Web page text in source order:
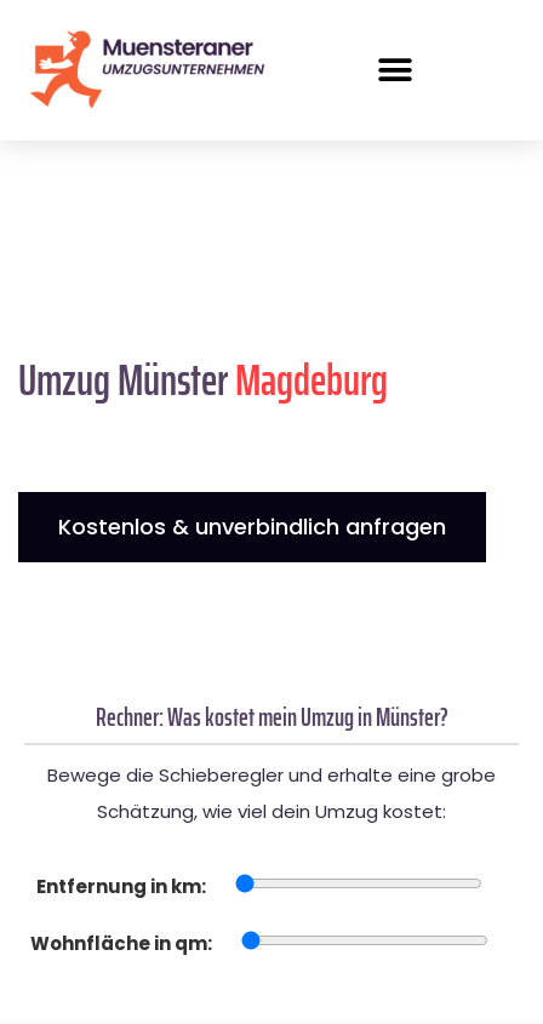
Umzug MünsterMagdeburg
Kostenlos & unverbindlich anfragen
Rechner: Was kostet mein Umzug in Münster?
Bewege die Schieberegler und erhalte eine grobe
Schätzung, wie viel dein Umzug kostet:
Entfernung in km:
Wohnfläche in qm: